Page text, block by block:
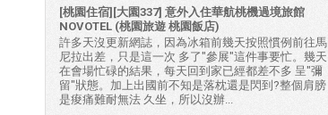
[桃園住宿][大園337] 意外入住華航桃機過境旅館
NOVOTEL (桃園旅遊 桃園飯店)
許多天沒更新網誌，因為冰箱前幾天按照慣例前往馬
尼拉出差，只是這一次 多了"參展"這件事要忙。幾天
在會場忙碌的結果，每天回到家已經都差不多 呈"彌
留"狀態。加上出國前不知是落枕還是閃到?整個肩膀
是痠痛難耐無法 久坐，所以沒辦...